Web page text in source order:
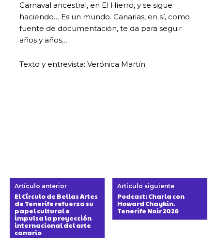
Carnaval ancestral, en El Hierro, y se sigue
haciendo… Es un mundo. Canarias, en sí, como
fuente de documentación, te da para seguir
años y años…
Texto y entrevista: Verónica Martín
Artículo anterior
El Círculo de Bellas Artes
de Tenerife refuerza su
papel cultural e
impulsa la proyección
internacional del arte
canario
Artículo siguiente
Podcast: Charla con
Howard Chaykin.
Tenerife Noir 2026